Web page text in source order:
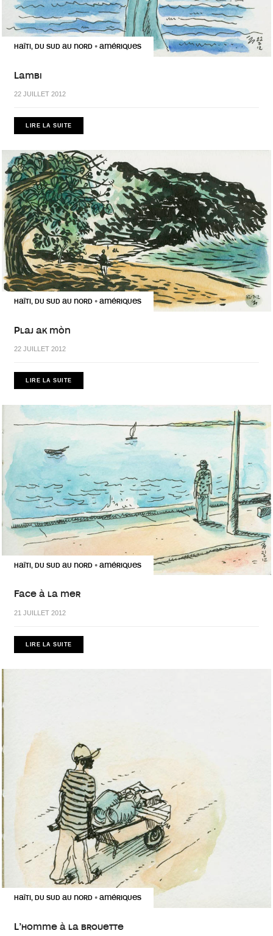
HAÏTI, DU SUD AU NORD • AMÉRIQUES
Lambi
22 JUILLET 2012
LIRE LA SUITE
HAÏTI, DU SUD AU NORD • AMÉRIQUES
Plaj ak mòn
22 JUILLET 2012
LIRE LA SUITE
HAÏTI, DU SUD AU NORD • AMÉRIQUES
Face à la mer
21 JUILLET 2012
LIRE LA SUITE
HAÏTI, DU SUD AU NORD • AMÉRIQUES
L’homme à la brouette